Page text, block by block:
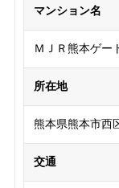
マンション名
ＭＪＲ熊本ゲー
所在地
熊本県熊本市西
交通